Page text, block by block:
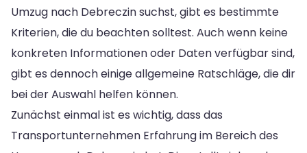
Umzug nach Debreczin suchst, gibt es bestimmte
Kriterien, die du beachten solltest. Auch wenn keine
konkreten Informationen oder Daten verfügbar sind,
gibt es dennoch einige allgemeine Ratschläge, die dir
bei der Auswahl helfen können.
Zunächst einmal ist es wichtig, dass das
Transportunternehmen Erfahrung im Bereich des